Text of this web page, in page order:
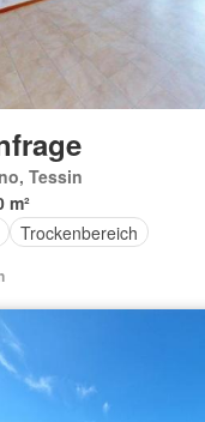
Tessin
m²
Trockenbereich